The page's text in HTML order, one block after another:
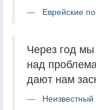
Еврейские
Через год
над
дают нам